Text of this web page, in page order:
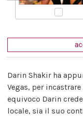
Darin Shakir ha
Vegas, per
equivoco Darin
locale, sia il suo